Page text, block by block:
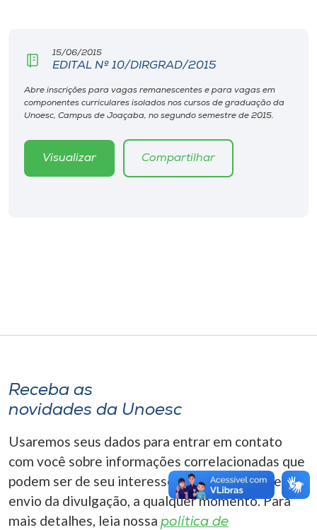
Biblioteca
Editora
Rádio
A+
15/06/2015
EDITAL Nº 10/DIRGRAD/2015
Abre inscrições para vagas remanescentes e para vagas em
componentes curriculares isolados nos cursos de graduação da
Unoesc, Campus de Joaçaba, no segundo semestre de 2015.
Visualizar Compartilhar
Receba as
novidades da Unoesc
Usaremos seus dados para entrar em contato
com você sobre informações correlacionadas que
podem ser de seu interesse. Você pode cancelar o
envio da divulgação, a qualquer momento. Para
mais detalhes, leia nossa política de